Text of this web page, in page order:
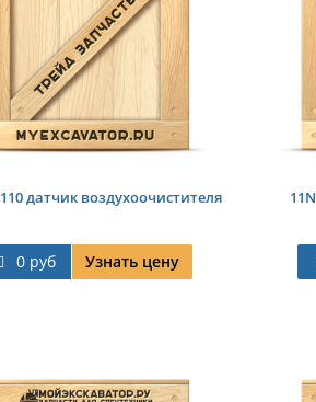
датчик воздухоочистителя
0 руб Узнать цену